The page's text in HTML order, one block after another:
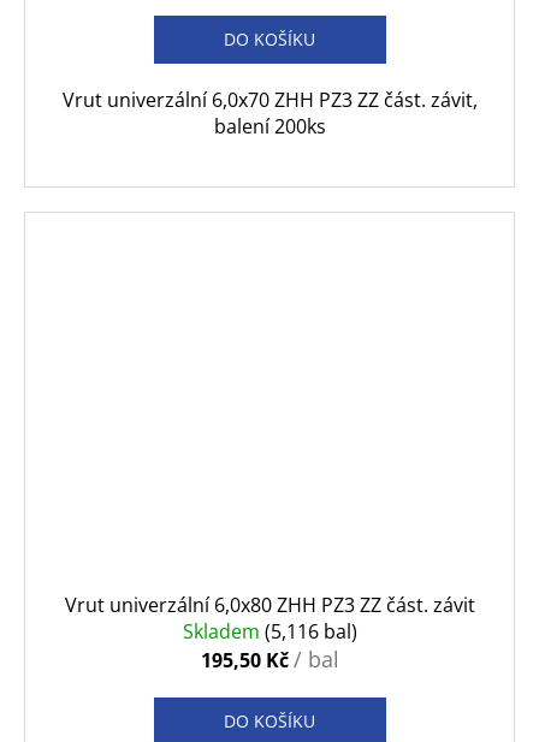
DO KOŠÍKU
Vrut univerzální 6,0x70 ZHH PZ3 ZZ část. závit,
balení 200ks
Vrut univerzální 6,0x80 ZHH PZ3 ZZ část. závit
Skladem (5,116 bal)
195,50 Kč/ bal
DO KOŠÍKU